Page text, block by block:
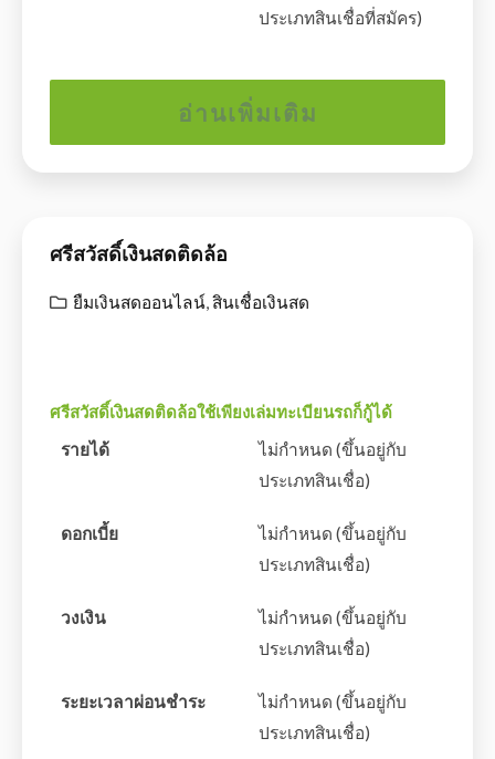
ประเภทสินเชื่อที่สมัคร)
อ่านเพิ่มเติม
ศรีสวัสดิ์เงินสดติดล้อ
ยืมเงินสดออนไลน์,สินเชื่อเงินสด
ศรีสวัสดิ์เงินสดติดล้อใช้เพียงเล่มทะเบียนรถก็กู้ได้
รายได้
ไม่กำหนด (ขึ้นอยู่กับ
ประเภทสินเชื่อ)
ดอกเบี้ย
ไม่กำหนด (ขึ้นอยู่กับ
ประเภทสินเชื่อ)
วงเงิน
ไม่กำหนด (ขึ้นอยู่กับ
ประเภทสินเชื่อ)
ระยะเวลาผ่อนชำระ
ไม่กำหนด (ขึ้นอยู่กับ
ประเภทสินเชื่อ)